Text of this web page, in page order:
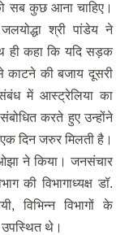
सब कुछ आना चाहिए।
श्री पांडेय ने
ही कहा कि यदि सड़क
की बजाय दूसरी
में आस्ट्रेलिया का
संबोधित करते हुए उन्होंने
दिन जरुर मिलती है।
ने किया। जनसंचार
की विभागाध्यक्ष डॉ.
विभिन्न विभागों के
उपस्थित थे।